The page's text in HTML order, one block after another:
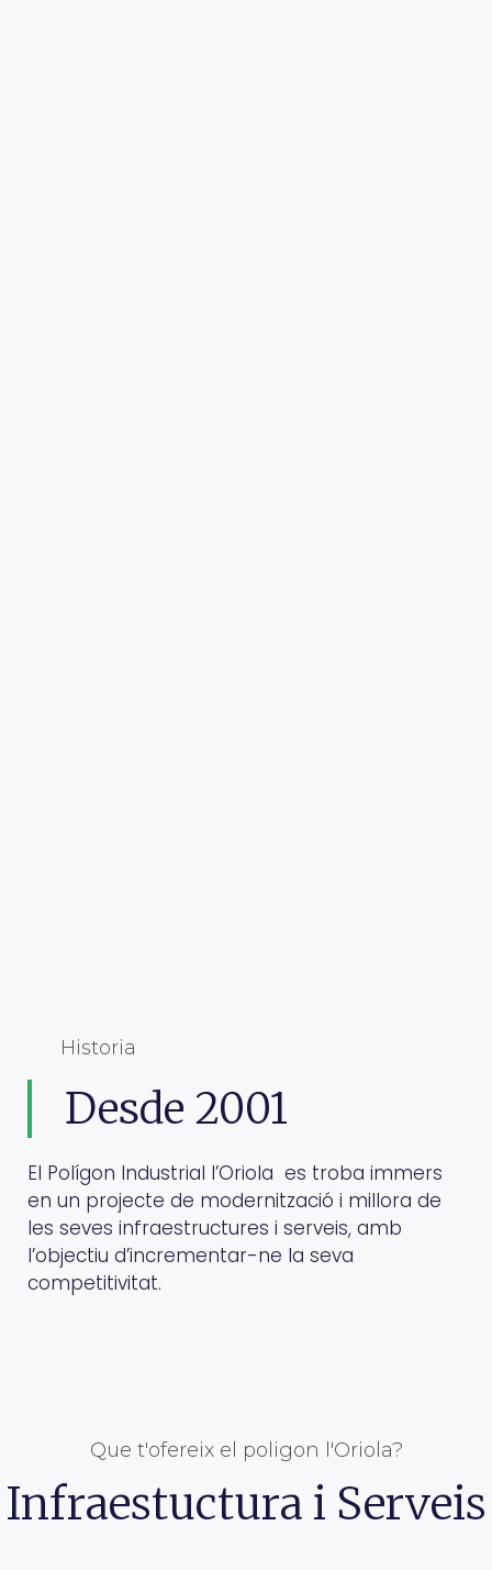
Historia
Desde 2001
El Polígon Industrial l’Oriola es troba immers
en un projecte de modernització i millora de
les seves infraestructures i serveis, amb
l’objectiu d’incrementar-ne la seva
competitivitat.
Que t'ofereix el poligon l'Oriola?
Infraestuctura i Serveis